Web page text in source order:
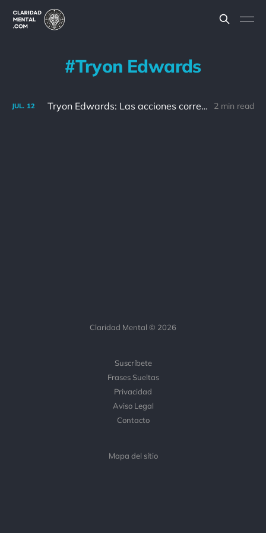
Tryon Edwards
JUL. 12 Tryon Edwards: Las acciones correctas en el futuro son las mejores disculpas para las malas acciones en el pasado. 2 min read
Claridad Mental © 2026
Suscríbete
Frases Sueltas
Privacidad
Aviso Legal
Contacto
Mapa del sítio